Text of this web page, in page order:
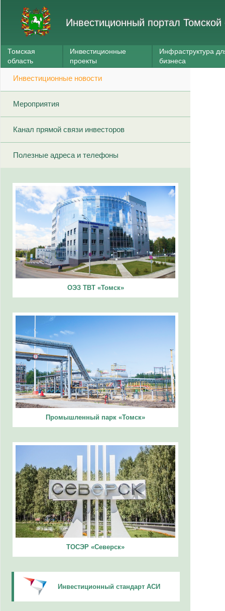
Инвестиционный портал Томской
Томская
область
Инвестиционные
проекты
Инфраструктура
бизнеса
Инвестиционные новости
Мероприятия
Канал прямой связи инвесторов
Полезные адреса и телефоны
ОЭЗ ТВТ «Томск»
Промышленный парк «Томск»
ТОСЭР «Северск»
Инвестиционный стандарт АСИ